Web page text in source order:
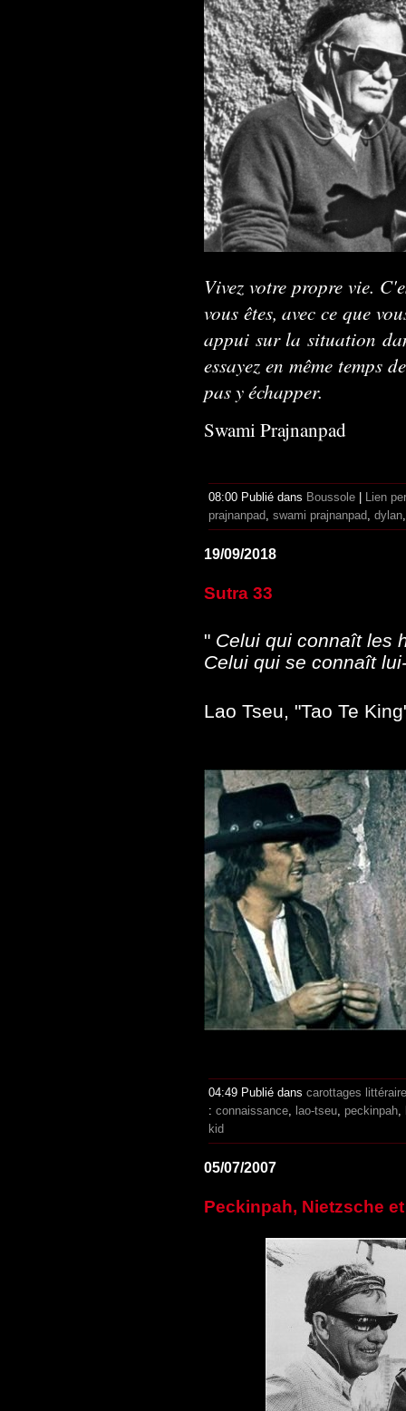
Vivez votre propre vie.
vous êtes, avec ce que
appui sur la situation
essayez en même temps
pas y échapper.
Swami Prajnanpad
08:00 Publié dans Boussole | Lien
prajnanpad swami prajnanpad dylan
19/09/2018
Sutra 33
" Celui qui connaît les
Celui qui se connaît
Lao Tseu, "Tao Te
04:49 Publié dans carottages
: connaissance, lao-tseu, peckinpah,
kid
05/07/2007
Peckinpah, Nietzsche